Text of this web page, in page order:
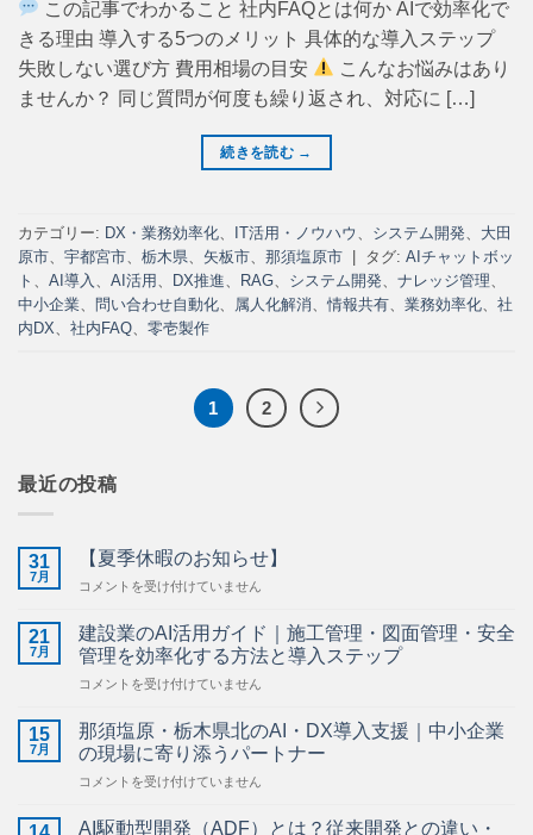
この記事でわかること 社内FAQとは何か AIで効率化で
きる理由 導入する5つのメリット 具体的な導入ステップ
失敗しない選び方 費用相場の目安
こんなお悩みはあり
ませんか？ 同じ質問が何度も繰り返され、対応に […]
続きを読む →
カテゴリー: DX・業務効率化、 IT活用・ノウハウ 、 システム開発、 大田
原市、 宇都宮市、 栃木県、 矢板市、 那須塩原市 タグ: AIチャットボッ
ト 、 AI導入 、 AI活用 、 DX推進、 RAG、 システム開発、 ナレッジ管理、
中小企業、 問い合わせ自動化、 属人化解消、情報共有、 業務効率化、 社
内DX、 社内FAQ、 零壱製作
1 2
最近の投稿
31
7月
【夏季休暇のお知らせ】
【夏
休
暇
の
お
ら
せ】
コメントを受け付けていません
21
7月
建設業のAI活用ガイド｜施工管理・図面管理・安全
管理を効率化する方法と導入ステップ
建
業
の
AI
活
ガ
コメントを受け付けていません
15
7月
那須塩原・栃木県北のAI・DX導入支援｜中小企業
の現場に寄り添うパートナー
那
塩
コメントを受け付けていません
AI駆動型開発（ADF）とは？従来開発との違い・